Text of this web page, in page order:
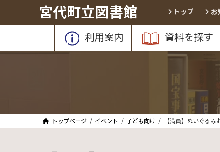
テ
ツ
ゲ
シ
宮代町立図書館 トップ お
利用案内 資料を探す
トップページ イベント 子ども向け 【満員】ぬいぐるみ